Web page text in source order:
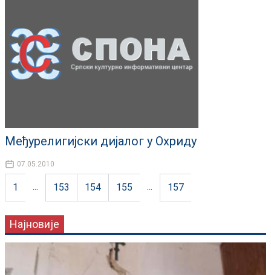
Meђурелигијски дијалог у Охриду
07.05.2010
1 ... 153 154 155 ... 157
Најновије